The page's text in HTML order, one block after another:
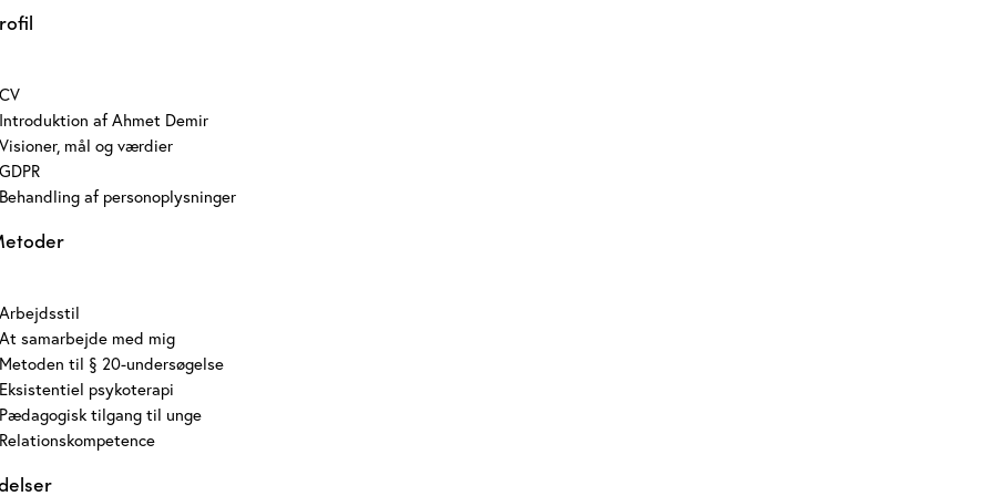
CV
Introduktion af Ahmet Demir
Visioner, mål og værdier
GDPR
Behandling af personoplysninger
Arbejdsstil
At samarbejde med mig
Metoden til § 20-undersøgelse
Eksistentiel psykoterapi
Pædagogisk tilgang til unge
Relationskompetence